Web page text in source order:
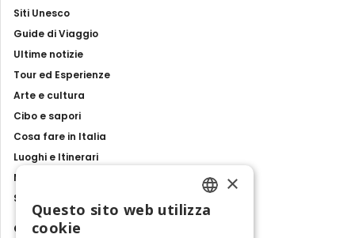
Siti Unesco
Guide di Viaggio
Ultime notizie
Tour ed Esperienze
Arte e cultura
Cibo e sapori
Cosa fare in Italia
Luoghi e Itinerari
Mostre, eventi e spettacoli
Storie e tradizioni
Contatti
ENGLISH
×
Questo sito web utilizza
cookie